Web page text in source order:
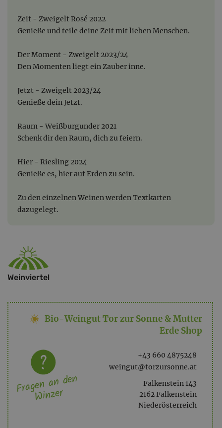
Zeit - Zweigelt Rosé 2022
Genieße und teile deine Zeit mit lieben Menschen.
Der Moment - Zweigelt 2023/24
Den Momenten liegt ein Zauber inne.
Jetzt - Zweigelt 2023/24
Genieße dein Jetzt.
Raum - Weißburgunder 2021
Schenk dir den Raum, dich zu feiern.
Hier - Riesling 2024
Genieße es, hier auf Erden zu sein.
Zu den einzelnen Weinen werden Textkarten
dazugelegt.
Weinviertel
Bio-Weingut Tor zur Sonne & Mutter
Erde Shop
+43 660 4875248
weingut@torzursonne.at
Falkenstein 143
2162 Falkenstein
Niederösterreich
Fragen an den
Winzer